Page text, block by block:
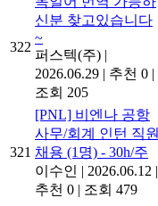
322
신분 찾고있습니다
~
퍼스텍(주) |
2026.06.29 | 추천 0 |
조회 205
321
[PNL] 비엔나 공항
사무/회계 인턴 직원
채용 (1명) - 30h/주
이수인 | 2026.06.12 |
추천 0 | 조회 479